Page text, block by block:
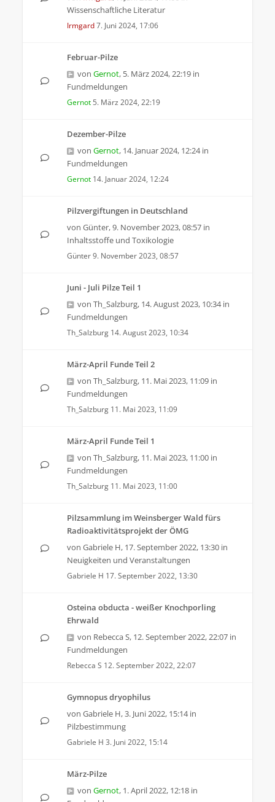
Wissenschaftliche Literatur
Irmgard7. Juni 2024, 17:06
Februar-Pilze
von Gernot, 5. März 2024, 22:19 in
Fundmeldungen
Gernot 5. März 2024, 22:19
Dezember-Pilze
von Gernot, 14. Januar 2024, 12:24in
Fundmeldungen
Gernot 14. Januar 2024, 12:24
Pilzvergiftungen in Deutschland
von Günter,9. November 2023, 08:57 in
Inhaltsstoffe und Toxikologie
Günter9. November 2023, 08:57
Juni - Juli Pilze Teil 1
von Th_Salzburg, 14. August 2023, 10:34in
Fundmeldungen
Th_Salzburg 14. August 2023, 10:34
März-April Funde Teil 2
von Th_Salzburg, 11. Mai 2023, 11:09 in
Fundmeldungen
Th_Salzburg 11. Mai 2023, 11:09
März-April Funde Teil 1
von Th_Salzburg, 11. Mai 2023, 11:00 in
Fundmeldungen
Th_Salzburg 11. Mai 2023, 11:00
Pilzsammlung im Weinsberger Wald fürs
Radioaktivitätsprojekt der ÖMG
von Gabriele H, 17. September 2022, 13:30 in
Neuigkeiten und Veranstaltungen
Gabriele H 17. September 2022, 13:30
Osteina obducta - weißer Knochporling
Ehrwald
von Rebecca S, 12. September 2022, 22:07 in
Fundmeldungen
Rebecca S 12. September 2022, 22:07
Gymnopus dryophilus
von Gabriele H,3. Juni 2022, 15:14in
Pilzbestimmung
Gabriele H 3. Juni 2022, 15:14
März-Pilze
von Gernot, 1. April 2022, 12:18 in